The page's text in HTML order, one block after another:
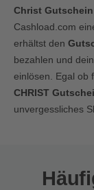
Christ
Cashload.com
erhältst den
bezahlen und
einlösen. Egal ob
CHRIST
unvergessliches